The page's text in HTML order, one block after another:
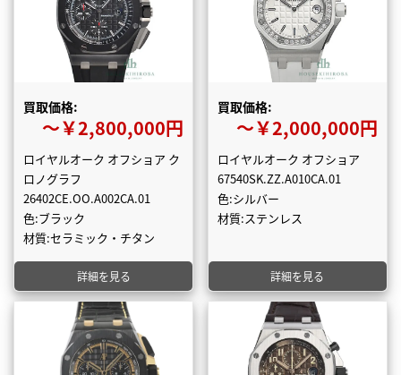
買取価格:
〜￥2,800,000円
ロイヤルオーク オフショア ク
ロノグラフ
26402CE.OO.A002CA.01
色:ブラック
材質:セラミック・チタン
詳細を見る
買取価格:
〜￥2,000,000円
ロイヤルオーク オフショア
67540SK.ZZ.A010CA.01
色:シルバー
材質:ステンレス
詳細を見る